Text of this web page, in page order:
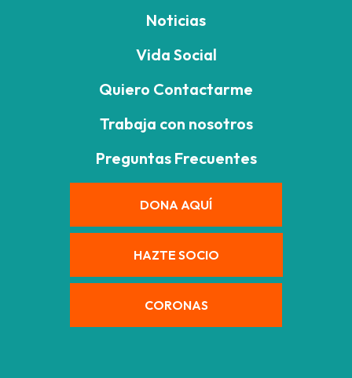
Noticias
Vida Social
Quiero Contactarme
Trabaja con nosotros
Preguntas Frecuentes
DONA AQUÍ
HAZTE SOCIO
CORONAS